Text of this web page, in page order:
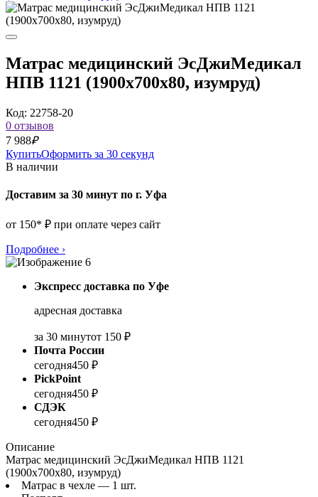
Матрас медицинский ЭсДжиМедикал
НПВ 1121 (1900x700x80, изумруд)
Код: 22758-20
0 отзывов
7 988₽
КупитьОформить за 30 секунд
В наличии
Доставим за 30 минут по г. Уфа
от 150* ₽ при оплате через сайт
Подробнее ›
Экспресс доставка по Уфе
адресная доставка
за 30 минутот 150 ₽
Почта России
сегодня450 ₽
PickPoint
сегодня450 ₽
СДЭК
сегодня450 ₽
Описание
Матрас медицинский ЭсДжиМедикал НПВ 1121
(1900x700x80, изумруд)
Матрас в чехле — 1 шт.